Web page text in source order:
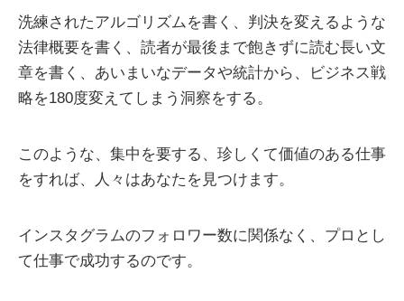
洗練されたアルゴリズムを書く、判決を変えるような
法律概要を書く、読者が最後まで飽きずに読む長い文
章を書く、あいまいなデータや統計から、ビジネス戦
略を180度変えてしまう洞察をする。
このような、集中を要する、珍しくて価値のある仕事
をすれば、人々はあなたを見つけます。
インスタグラムのフォロワー数に関係なく、プロとし
て仕事で成功するのです。